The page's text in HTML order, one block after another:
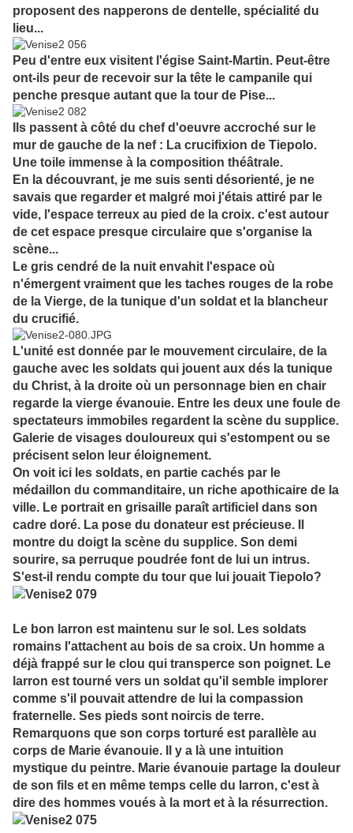
proposent des napperons de dentelle, spécialité du
lieu...
Peu d'entre eux visitent l'égise Saint-Martin. Peut-être
ont-ils peur de recevoir sur la tête le campanile qui
penche presque autant que la tour de Pise...
Ils passent à côté du chef d'oeuvre accroché sur le
mur de gauche de la nef : La crucifixion de Tiepolo.
Une toile immense à la composition théâtrale.
En la découvrant, je me suis senti désorienté, je ne
savais que regarder et malgré moi j'étais attiré par le
vide, l'espace terreux au pied de la croix. c'est autour
de cet espace presque circulaire que s'organise la
scène...
Le gris cendré de la nuit envahit l'espace où
n'émergent vraiment que les taches rouges de la robe
de la Vierge, de la tunique d'un soldat et la blancheur
du crucifié.
L'unité est donnée par le mouvement circulaire, de la
gauche avec les soldats qui jouent aux dés la tunique
du Christ, à la droite où un personnage bien en chair
regarde la vierge évanouie. Entre les deux une foule de
spectateurs immobiles regardent la scène du supplice.
Galerie de visages douloureux qui s'estompent ou se
précisent selon leur éloignement.
On voit ici les soldats, en partie cachés par le
médaillon du commanditaire, un riche apothicaire de la
ville. Le portrait en grisaille paraît artificiel dans son
cadre doré. La pose du donateur est précieuse. Il
montre du doigt la scène du supplice. Son demi
sourire, sa perruque poudrée font de lui un intrus.
S'est-il rendu compte du tour que lui jouait Tiepolo?
Le bon larron est maintenu sur le sol. Les soldats
romains l'attachent au bois de sa croix. Un homme a
déjà frappé sur le clou qui transperce son poignet. Le
larron est tourné vers un soldat qu'il semble implorer
comme s'il pouvait attendre de lui la compassion
fraternelle. Ses pieds sont noircis de terre.
Remarquons que son corps torturé est parallèle au
corps de Marie évanouie. Il y a là une intuition
mystique du peintre. Marie évanouie partage la douleur
de son fils et en même temps celle du larron, c'est à
dire des hommes voués à la mort et à la résurrection.